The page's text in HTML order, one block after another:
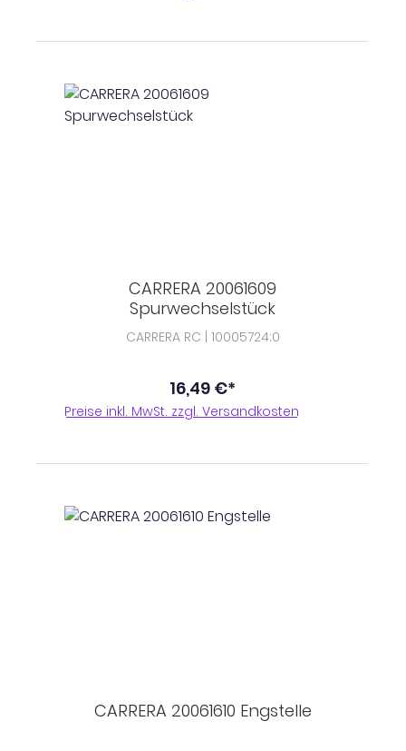
CARRERA 20061609
Spurwechselstück
CARRERA RC | 10005724;0
16,49 €*
Preise inkl. MwSt. zzgl. Versandkosten
CARRERA 20061610 Engstelle